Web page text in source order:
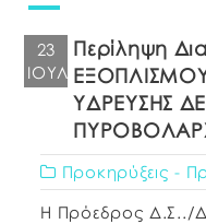
23
ΙΟΎΛ
Περίληψη
ΥΔΡΕΥΣΗΣ
Προκηρύξεις -
Η Πρόεδρος Δ.Σ../